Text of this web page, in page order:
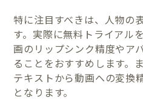
特に注目すべきは、人物の
す。実際に無料トライアル
画のリップシンク精度やア
ることをおすすめします。
テキストから動画への変換
となります。